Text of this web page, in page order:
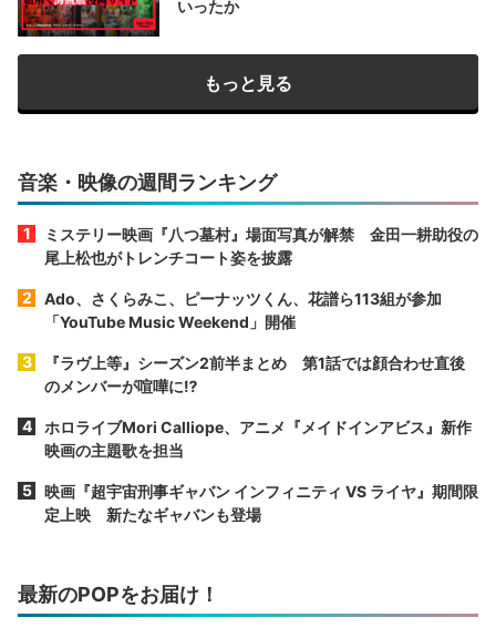
いったか
もっと見る
音楽・映像の週間ランキング
ミステリー映画『八つ墓村』場面写真が解禁 金田一耕助役の
尾上松也がトレンチコート姿を披露
Ado、さくらみこ、ピーナッツくん、花譜ら113組が参加
「YouTube Music Weekend」開催
『ラヴ上等』シーズン2前半まとめ 第1話では顔合わせ直後
のメンバーが喧嘩に⁉︎
ホロライブMori Calliope、アニメ『メイドインアビス』新作
映画の主題歌を担当
映画『超宇宙刑事ギャバン インフィニティ VS ライヤ』期間限
定上映 新たなギャバンも登場
最新のPOPをお届け！